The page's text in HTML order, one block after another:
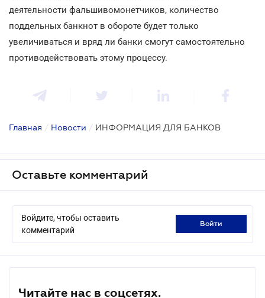
деятельности фальшивомонетчиков, количество
поддельных банкнот в обороте будет только
увеличиваться и вряд ли банки смогут самостоятельно
противодействовать этому процессу.
Главная / Новости / ИНФОРМАЦИЯ ДЛЯ БАНКОВ
Оставьте комментарий
Войдите, чтобы оставить
комментарий
войти
Читайте нас в соцсетях.